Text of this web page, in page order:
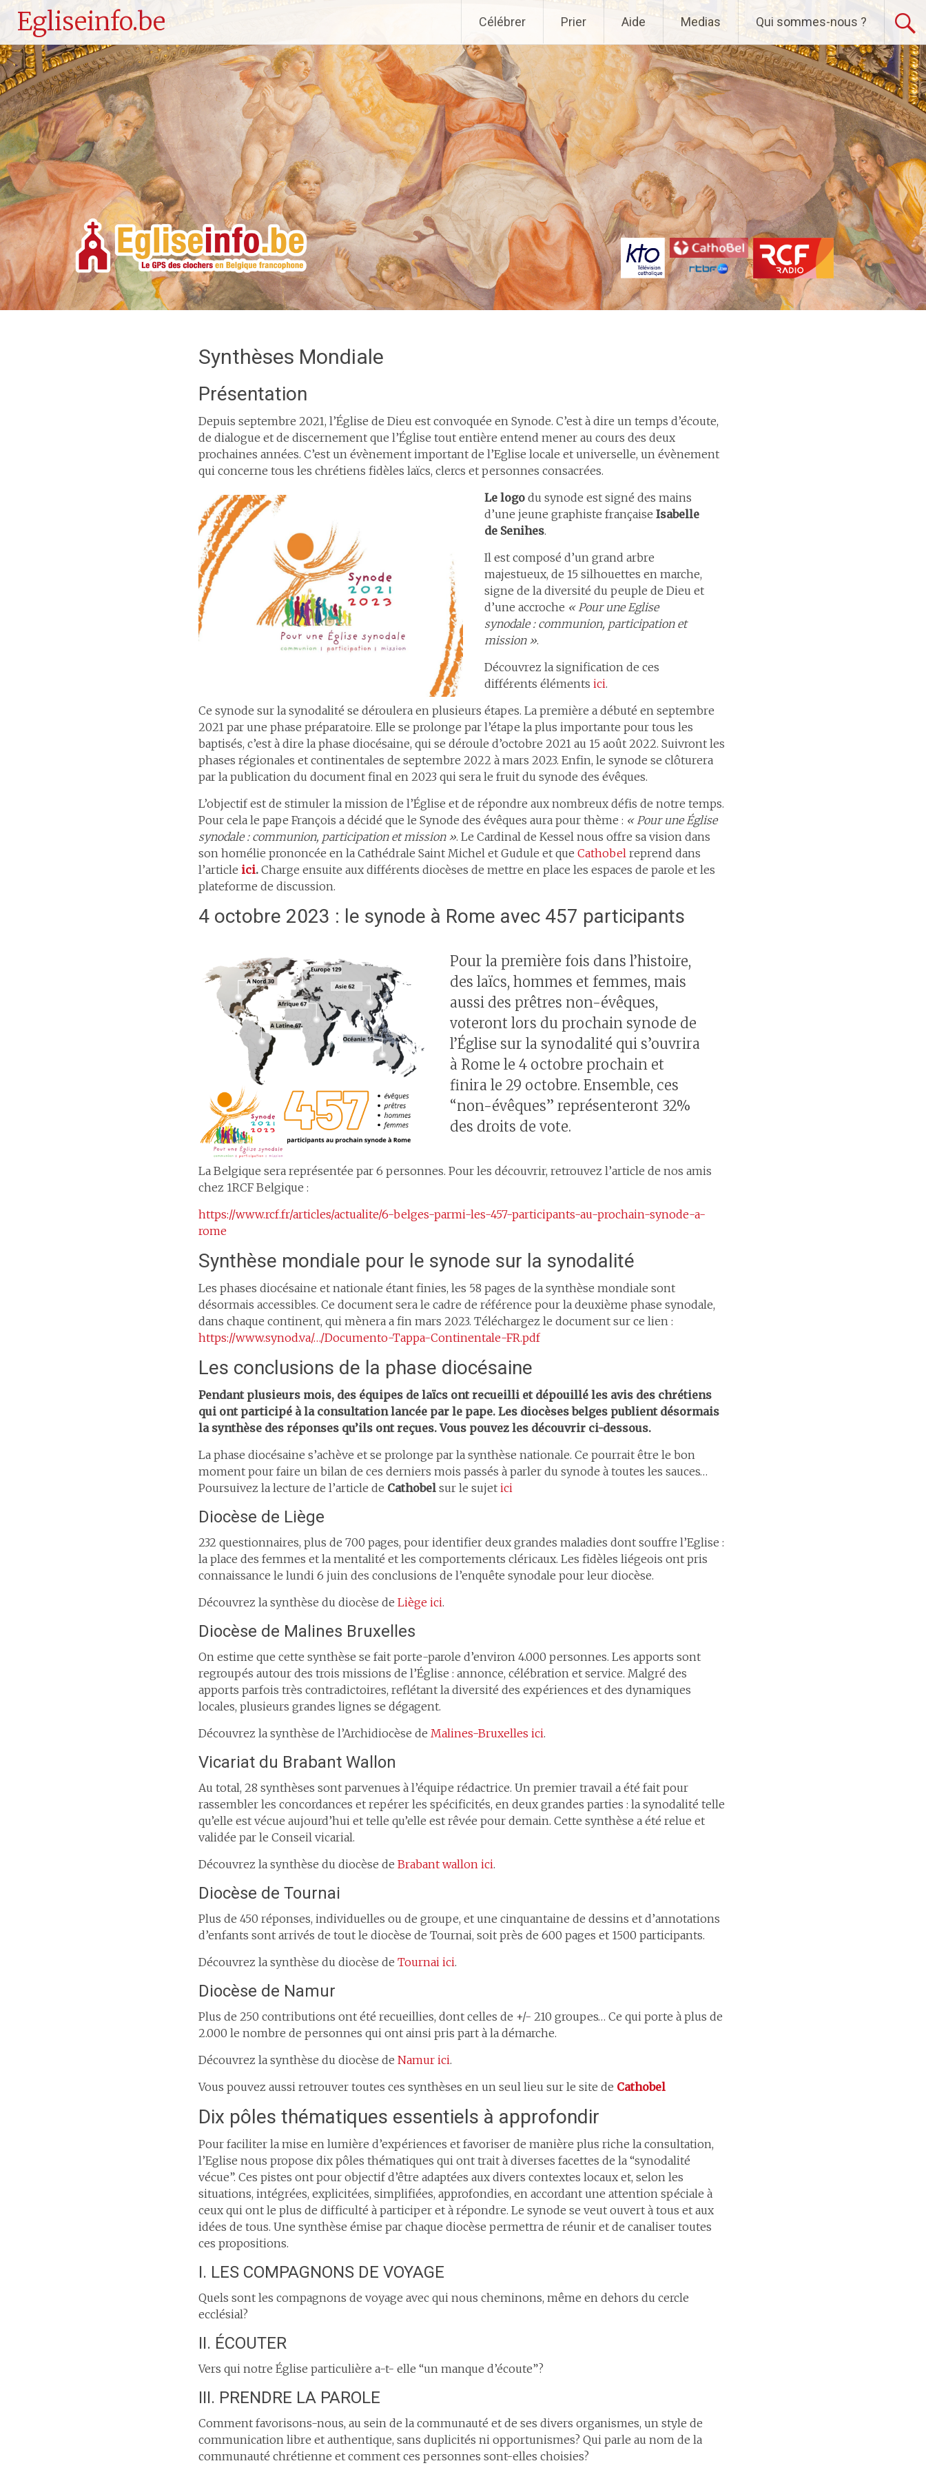
Egliseinfo.be
au
principal
Célébrer Prier Aide Medias Qui sommes-nous ?
Synthèses Mondiale
Présentation
Depuis septembre 2021, l’Église de Dieu est convoquée en Synode. C’est à dire un temps d’écoute,
de dialogue et de discernement que l’Église tout entière entend mener au cours des deux
prochaines années. C’est un évènement important de l’Eglise locale et universelle, un évènement
qui concerne tous les chrétiens fidèles laïcs, clercs et personnes consacrées.
Le logodu synode est signé des mains
d’une jeune graphiste française Isabelle
de Senihes.
Il est composé d’un grand arbre
majestueux, de 15 silhouettes en marche,
signe de la diversité du peuple de Dieu et
d’une accroche « Pour une Eglise
synodale : communion, participation et
mission ».
Découvrez la signification de ces
différents éléments ici.
Ce synode sur la synodalité se déroulera en plusieurs étapes. La première a débuté en septembre
2021 par une phase préparatoire. Elle se prolonge par l’étape la plus importante pour tous les
baptisés, c’est à dire la phase diocésaine, qui se déroule d’octobre 2021 au 15 août 2022. Suivront les
phases régionales et continentales de septembre 2022 à mars 2023. Enfin, le synode se clôturera
par la publication du document final en 2023 qui sera le fruit du synode des évêques.
L’objectif est de stimuler la mission de l’Église et de répondre aux nombreux défis de notre temps.
Pour cela le pape François a décidé que le Synode des évêques aura pour thème : « Pour une Église
synodale : communion, participation et mission ». Le Cardinal de Kessel nous offre sa vision dans
son homélie prononcée en la Cathédrale Saint Michel et Gudule et que Cathobelreprend dans
l’article ici.Charge ensuite aux différents diocèses de mettre en place les espaces de parole et les
plateforme de discussion.
4 octobre 2023 : le synode à Rome avec 457 participants
Pour la première fois dans l’histoire,
des laïcs, hommes et femmes, mais
aussi des prêtres non-évêques,
voteront lors du prochain synode de
l’Église sur la synodalité qui s’ouvrira
à Rome le 4 octobre prochain et
finira le 29 octobre. Ensemble, ces
“non-évêques” représenteront 32%
des droits de vote.
La Belgique sera représentée par 6 personnes. Pour les découvrir, retrouvez l’article de nos amis
chez 1RCF Belgique :
https://www.rcf.fr/articles/actualite/6-belges-parmi-les-457-participants-au-prochain-synode-a-
rome
Synthèse mondiale pour le synode sur la synodalité
Les phases diocésaine et nationale étant finies, les 58 pages de la synthèse mondiale sont
désormais accessibles. Ce document sera le cadre de référence pour la deuxième phase synodale,
dans chaque continent, qui mènera a fin mars 2023. Téléchargez le document sur ce lien :
https://www.synod.va/…/Documento-Tappa-Continentale-FR.pdf
Les conclusions de la phase diocésaine
Pendant plusieurs mois, des équipes de laïcs ont recueilli et dépouillé les avis des chrétiens
qui ont participé à la consultation lancée par le pape. Les diocèses belges publient désormais
la synthèse des réponses qu’ils ont reçues. Vous pouvez les découvrir ci-dessous.
La phase diocésaine s’achève et se prolonge par la synthèse nationale. Ce pourrait être le bon
moment pour faire un bilan de ces derniers mois passés à parler du synode à toutes les sauces…
Poursuivez la lecture de l’article de Cathobelsur le sujet ici
Diocèse de Liège
232 questionnaires, plus de 700 pages, pour identifier deux grandes maladies dont souffre l’Eglise :
la place des femmes et la mentalité et les comportements cléricaux. Les fidèles liégeois ont pris
connaissance le lundi 6 juin des conclusions de l’enquête synodale pour leur diocèse.
Découvrez la synthèse du diocèse de Liège ici.
Diocèse de Malines Bruxelles
On estime que cette synthèse se fait porte-parole d’environ 4.000 personnes. Les apports sont
regroupés autour des trois missions de l’Église : annonce, célébration et service. Malgré des
apports parfois très contradictoires, reflétant la diversité des expériences et des dynamiques
locales, plusieurs grandes lignes se dégagent.
Découvrez la synthèse de l’Archidiocèse de Malines-Bruxelles ici.
Vicariat du Brabant Wallon
Au total, 28 synthèses sont parvenues à l’équipe rédactrice. Un premier travail a été fait pour
rassembler les concordances et repérer les spécificités, en deux grandes parties : la synodalité telle
qu’elle est vécue aujourd’hui et telle qu’elle est rêvée pour demain. Cette synthèse a été relue et
validée par le Conseil vicarial.
Découvrez la synthèse du diocèse de Brabant wallon ici.
Diocèse de Tournai
Plus de 450 réponses, individuelles ou de groupe, et une cinquantaine de dessins et d’annotations
d’enfants sont arrivés de tout le diocèse de Tournai, soit près de 600 pages et 1500 participants.
Découvrez la synthèse du diocèse de Tournai ici.
Diocèse de Namur
Plus de 250 contributions ont été recueillies, dont celles de +/- 210 groupes… Ce qui porte à plus de
2.000 le nombre de personnes qui ont ainsi pris part à la démarche.
Découvrez la synthèse du diocèse de Namur ici.
Vous pouvez aussi retrouver toutes ces synthèses en un seul lieu sur le site de Cathobel
Dix pôles thématiques essentiels à approfondir
Pour faciliter la mise en lumière d’expériences et favoriser de manière plus riche la consultation,
l’Eglise nous propose dix pôles thématiques qui ont trait à diverses facettes de la “synodalité
vécue”. Ces pistes ont pour objectif d’être adaptées aux divers contextes locaux et, selon les
situations, intégrées, explicitées, simplifiées, approfondies, en accordant une attention spéciale à
ceux qui ont le plus de difficulté à participer et à répondre. Le synode se veut ouvert à tous et aux
idées de tous. Une synthèse émise par chaque diocèse permettra de réunir et de canaliser toutes
ces propositions.
I. LES COMPAGNONS DE VOYAGE
Quels sont les compagnons de voyage avec qui nous cheminons, même en dehors du cercle
ecclésial?
II. ÉCOUTER
Vers qui notre Église particulière a-t- elle “un manque d’écoute”?
III. PRENDRE LA PAROLE
Comment favorisons-nous, au sein de la communauté et de ses divers organismes, un style de
communication libre et authentique, sans duplicités ni opportunismes? Qui parle au nom de la
communauté chrétienne et comment ces personnes sont-elles choisies?